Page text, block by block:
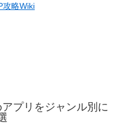
攻略Wiki
プリをジャンル別に